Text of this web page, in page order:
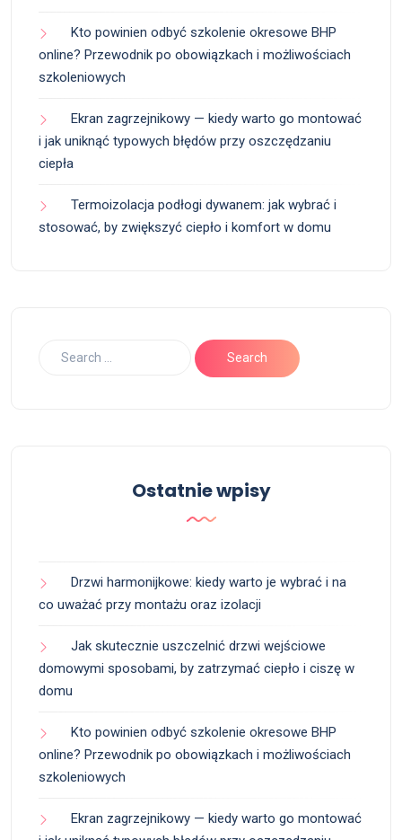
Kto powinien odbyć szkolenie okresowe BHP
online? Przewodnik po obowiązkach i możliwościach
szkoleniowych
Ekran zagrzejnikowy — kiedy warto go montować
i jak uniknąć typowych błędów przy oszczędzaniu
ciepła
Termoizolacja podłogi dywanem: jak wybrać i
stosować, by zwiększyć ciepło i komfort w domu
Ostatnie wpisy
Drzwi harmonijkowe: kiedy warto je wybrać i na
co uważać przy montażu oraz izolacji
Jak skutecznie uszczelnić drzwi wejściowe
domowymi sposobami, by zatrzymać ciepło i ciszę w
domu
Kto powinien odbyć szkolenie okresowe BHP
online? Przewodnik po obowiązkach i możliwościach
szkoleniowych
Ekran zagrzejnikowy — kiedy warto go montować